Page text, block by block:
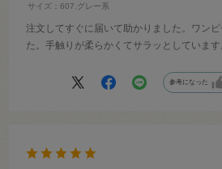
サイズ：607.グレー系
注文してすぐに届いて助かりました。ワン
た。手触りが柔らかくてサラッとしています
参考になった